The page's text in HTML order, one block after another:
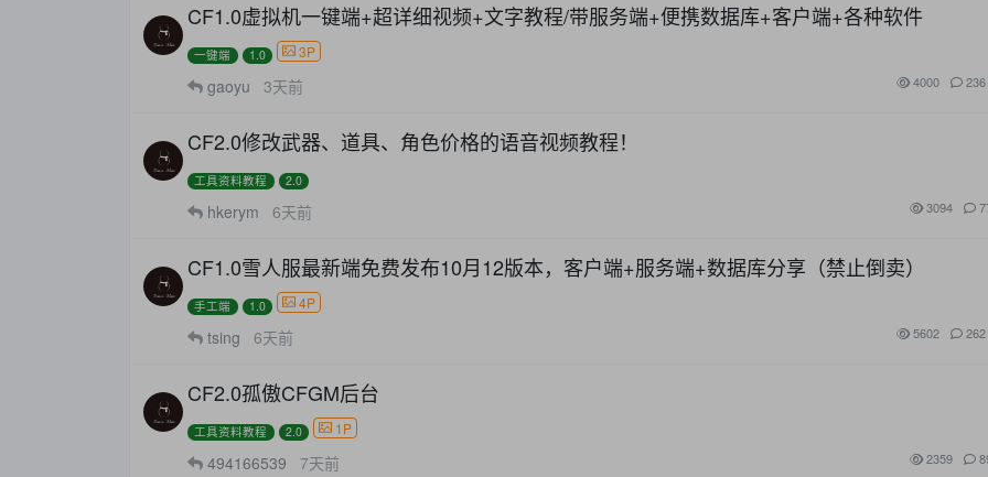
CF1.0虚拟机一键端+超详细视频+文字教程/带服务端+便携数据库+客户端+各种软件
一键端 1.0 3P
gaoyu 3天前 4000 236
CF2.0修改武器、道具、角色价格的语音视频教程！
工具资料教程 2.0
hkerym 6天前 3094
CF1.0雪人服最新端免费发布10月12版本，客户端+服务端+数据库分享（禁止倒卖）
手工端 1.0 4P
tsing 6天前 5602 262
CF2.0孤傲CFGM后台
工具资料教程 2.0 1P
494166539 7天前 2359